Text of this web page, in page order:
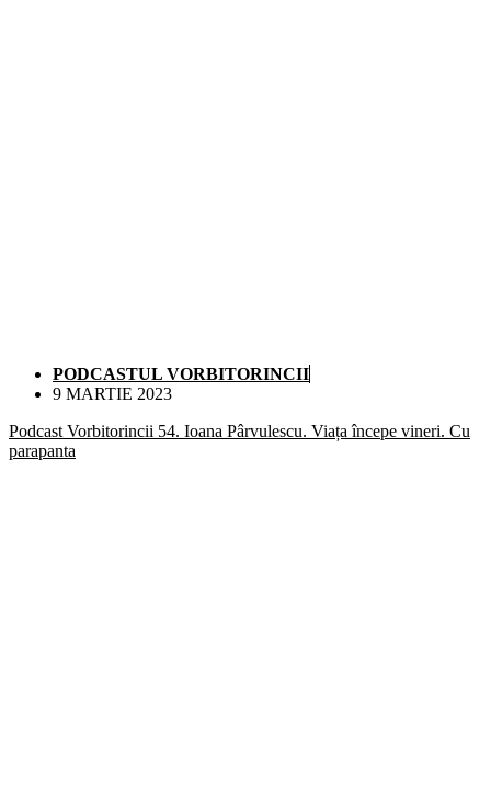
PODCASTUL VORBITORINCII
9 MARTIE 2023
Podcast Vorbitorincii 54. Ioana Pârvulescu. Viața începe vineri. Cu
parapanta